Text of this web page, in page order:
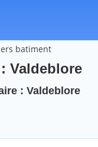
batiment
Valdeblore
: Valdeblore